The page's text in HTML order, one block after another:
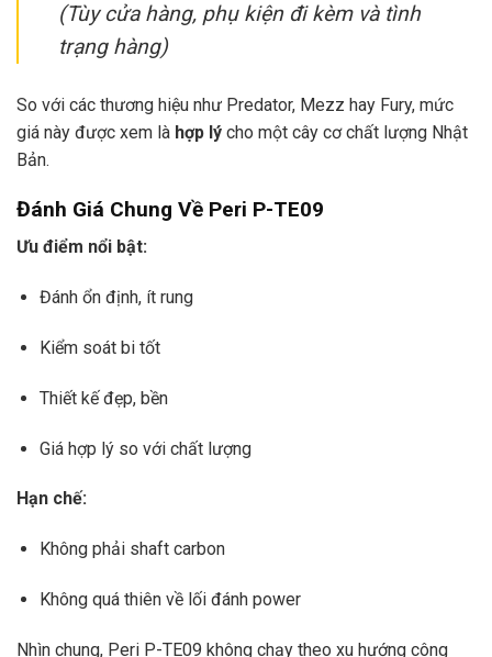
(Tùy cửa hàng, phụ kiện đi kèm và tình
trạng hàng)
So với các thương hiệu như Predator, Mezz hay Fury, mức
giá này được xem là hợp lý cho một cây cơ chất lượng Nhật
Bản.
Đánh Giá Chung Về Peri P-TE09
Ưu điểm nổi bật:
Đánh ổn định, ít rung
Kiểm soát bi tốt
Thiết kế đẹp, bền
Giá hợp lý so với chất lượng
Hạn chế:
Không phải shaft carbon
Không quá thiên về lối đánh power
Nhìn chung, Peri P-TE09 không chạy theo xu hướng công